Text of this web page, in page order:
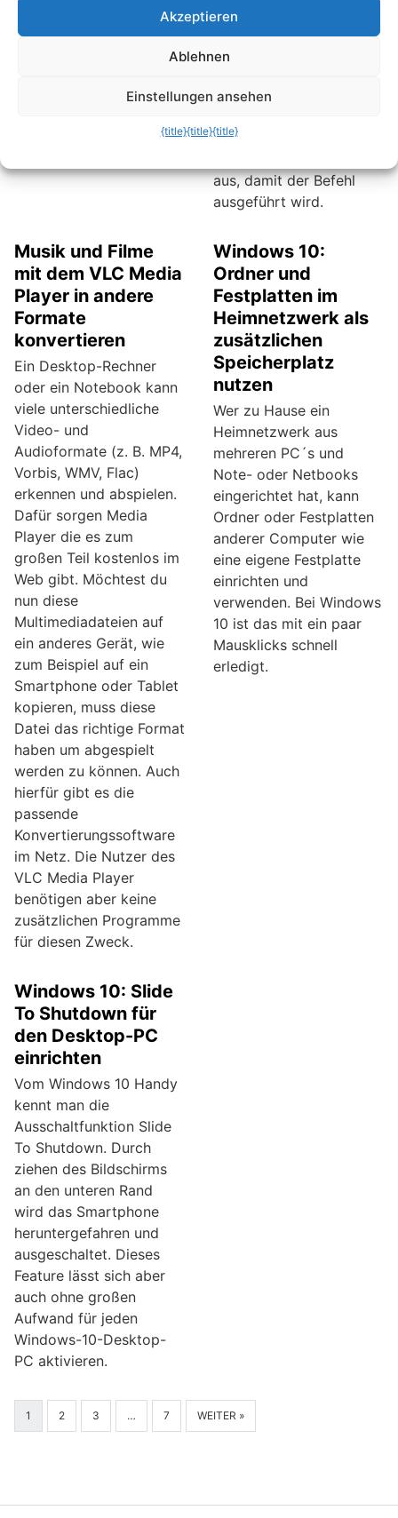
nicht eingeblendet. Wer
den Ordnerpfad sehen
Befehle über die
eingegeben werden. Mit
kann man diesen Prozess
beschleunigen. Da reicht
aus, damit der Befehl
ausgeführt wird.
Musik und Filme
mit dem VLC Media
Player in andere
Formate
konvertieren
Ein Desktop-Rechner
oder ein Notebook kann
viele unterschiedliche
Video- und
Audioformate (z. B. MP4,
Vorbis, WMV, Flac)
erkennen und abspielen.
Dafür sorgen Media
Player die es zum
großen Teil kostenlos im
Web gibt. Möchtest du
nun diese
Multimediadateien auf
ein anderes Gerät, wie
zum Beispiel auf ein
Smartphone oder Tablet
kopieren, muss diese
Datei das richtige Format
haben um abgespielt
werden zu können. Auch
hierfür gibt es die
passende
Konvertierungssoftware
im Netz. Die Nutzer des
VLC Media Player
benötigen aber keine
zusätzlichen Programme
für diesen Zweck.
Windows 10:
Ordner und
Festplatten im
Heimnetzwerk als
zusätzlichen
Speicherplatz
nutzen
Wer zu Hause ein
Heimnetzwerk aus
mehreren PC´s und
Note- oder Netbooks
eingerichtet hat, kann
Ordner oder Festplatten
anderer Computer wie
eine eigene Festplatte
einrichten und
verwenden. Bei Windows
10 ist das mit ein paar
Mausklicks schnell
erledigt.
Windows 10: Slide
To Shutdown für
den Desktop-PC
einrichten
Vom Windows 10 Handy
kennt man die
Ausschaltfunktion Slide
To Shutdown. Durch
ziehen des Bildschirms
an den unteren Rand
wird das Smartphone
heruntergefahren und
ausgeschaltet. Dieses
Feature lässt sich aber
auch ohne großen
Aufwand für jeden
Windows-10-Desktop-
PC aktivieren.
1 2 3 … 7 WEITER »
Akzeptieren
Ablehnen
Einstellungen ansehen
{title}{title}{title}